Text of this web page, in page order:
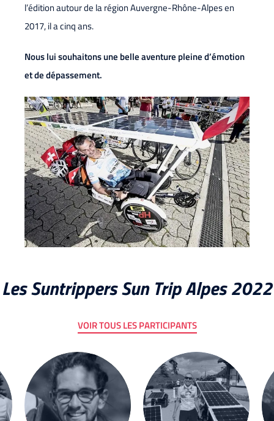
l’édition autour de la région Auvergne-Rhône-Alpes en
2017, il a cinq ans.
Nous lui souhaitons une belle aventure pleine d’émotion
et de dépassement.
Les Suntrippers Sun Trip Alpes 2022
VOIR TOUS LES PARTICIPANTS